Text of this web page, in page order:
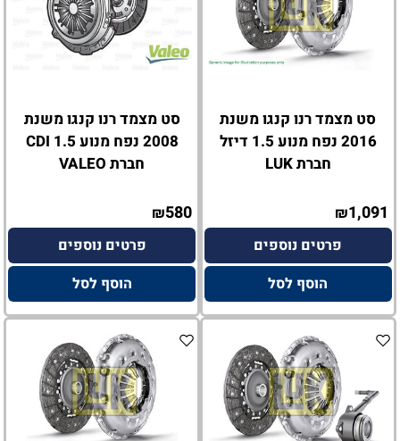
סט מצמד רנו קנגו משנת
2016 נפח מנוע 1.5 דיזל
חברת LUK
₪1,091
פרטים נוספים
הוסף לסל
סט מצמד רנו קנגו משנת
2008 נפח מנוע 1.5 CDI
חברת VALEO
₪580
פרטים נוספים
הוסף לסל